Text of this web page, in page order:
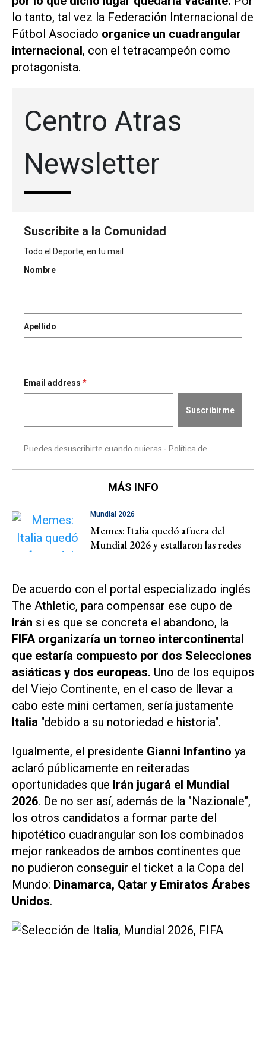
lo tanto, tal vez la Federación Internacional de
Fútbol Asociado organice un cuadrangular
internacional, con el tetracampeón como
protagonista.
MÁS INFO
Mundial 2026
Memes: Italia quedó afuera del
Mundial 2026 y estallaron las redes
De acuerdo con el portal especializado inglés
The Athletic, para compensar ese cupo de
Irán si es que se concreta el abandono, la
FIFA organizaría un torneo intercontinental
que estaría compuesto por dos Selecciones
asiáticas y dos europeas. Uno de los equipos
del Viejo Continente, en el caso de llevar a
cabo este mini certamen, sería justamente
Italia "debido a su notoriedad e historia".
Igualmente, el presidente Gianni Infantino ya
aclaró públicamente en reiteradas
oportunidades que Irán jugará el Mundial
2026. De no ser así, además de la "Nazionale",
los otros candidatos a formar parte del
hipotético cuadrangular son los combinados
mejor rankeados de ambos continentes que
no pudieron conseguir el ticket a la Copa del
Mundo: Dinamarca, Qatar y Emiratos Árabes
Unidos.